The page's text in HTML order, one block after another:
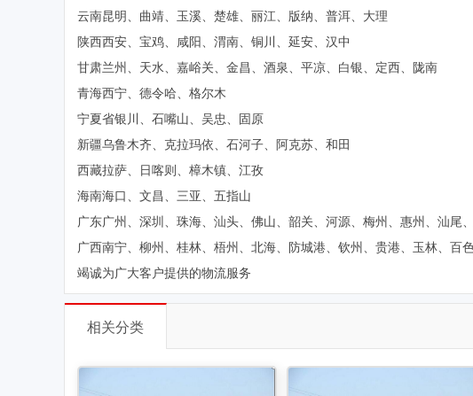
云南昆明、曲靖、玉溪、楚雄、丽江、版纳、普洱、大理
陕西西安、宝鸡、咸阳、渭南、铜川、延安、汉中
甘肃兰州、天水、嘉峪关、金昌、酒泉、平凉、白银、定西、陇南
青海西宁、德令哈、格尔木
宁夏省银川、石嘴山、吴忠、固原
新疆乌鲁木齐、克拉玛依、石河子、阿克苏、和田
西藏拉萨、日喀则、樟木镇、江孜
海南海口、文昌、三亚、五指山
广东广州、深圳、珠海、汕头、佛山、韶关、河源、梅州、惠州、汕
广西南宁、柳州、桂林、梧州、北海、防城港、钦州、贵港、玉林、百
竭诚为广大客户提供的物流服务
相关分类